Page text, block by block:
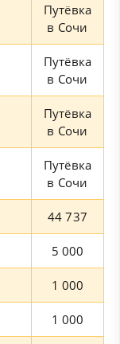
Путёвка
в Сочи
Путёвка
в Сочи
Путёвка
в Сочи
Путёвка
в Сочи
44 737
5 000
1 000
1 000